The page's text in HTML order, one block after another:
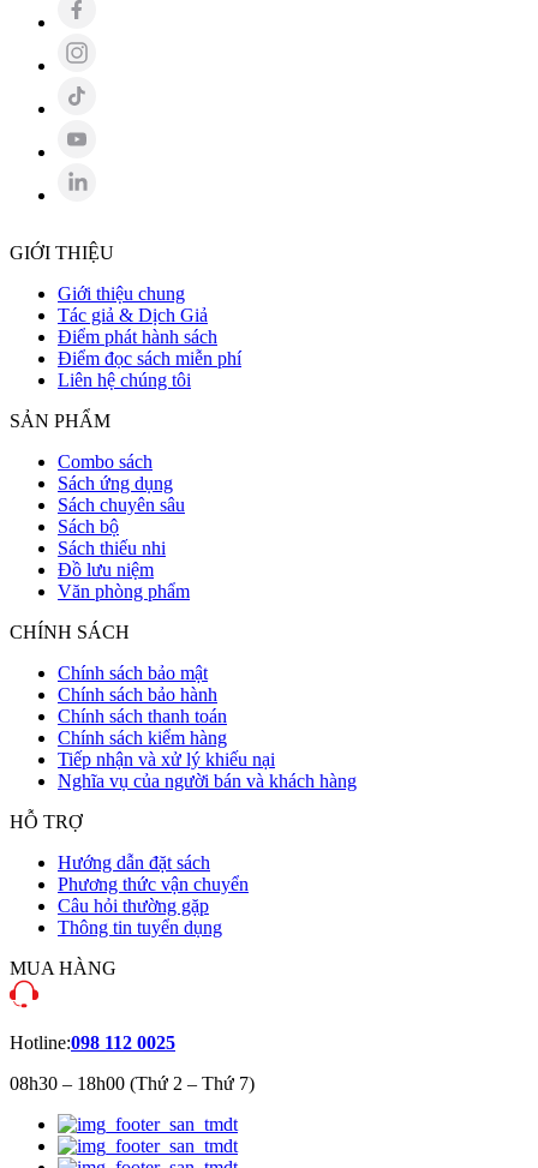
GIỚI THIỆU
Giới thiệu chung
Tác giả & Dịch Giả
Điểm phát hành sách
Điểm đọc sách miễn phí
Liên hệ chúng tôi
SẢN PHẨM
Combo sách
Sách ứng dụng
Sách chuyên sâu
Sách bộ
Sách thiếu nhi
Đồ lưu niệm
Văn phòng phẩm
CHÍNH SÁCH
Chính sách bảo mật
Chính sách bảo hành
Chính sách thanh toán
Chính sách kiểm hàng
Tiếp nhận và xử lý khiếu nại
Nghĩa vụ của người bán và khách hàng
HỖ TRỢ
Hướng dẫn đặt sách
Phương thức vận chuyển
Câu hỏi thường gặp
Thông tin tuyển dụng
MUA HÀNG
Hotline:098 112 0025
08h30 – 18h00 (Thứ 2 – Thứ 7)